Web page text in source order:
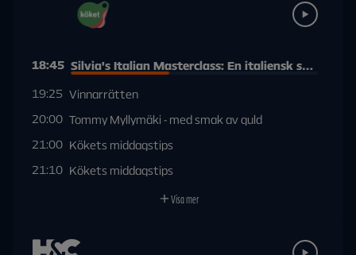
18:45 Silvia's Italian Masterclass: En italiensk
19:25 Vinnarrätten
20:00 Tommy Myllymäki - med smak av guld
21:00 Kökets middagstips
21:10 Kökets middagstips
Visa mer